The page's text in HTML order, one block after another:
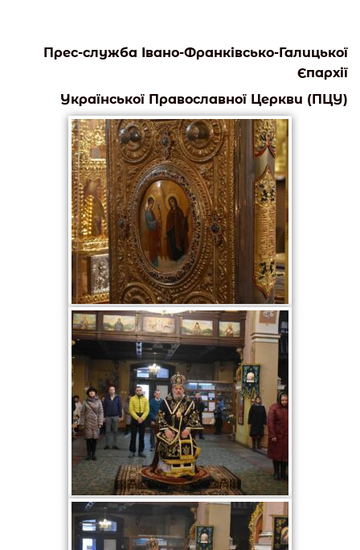
Прес-служба Івано-Франківсько-Галицької
Єпархії
Української Православної Церкви (ПЦУ)